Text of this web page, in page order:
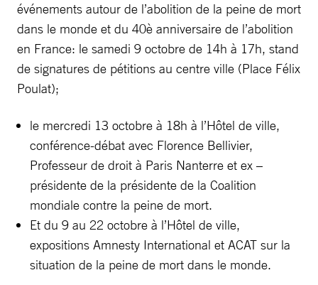
événements autour de l’abolition de la peine de mort
dans le monde et du 40è anniversaire de l’abolition
en France: le samedi 9 octobre de 14h à 17h, stand
de signatures de pétitions au centre ville (Place Félix
Poulat);
le mercredi 13 octobre à 18h à l’Hôtel de ville,
conférence-débat avec Florence Bellivier,
Professeur de droit à Paris Nanterre et ex –
présidente de la présidente de la Coalition
mondiale contre la peine de mort.
Et du 9 au 22 octobre à l’Hôtel de ville,
expositions Amnesty International et ACAT sur la
situation de la peine de mort dans le monde.